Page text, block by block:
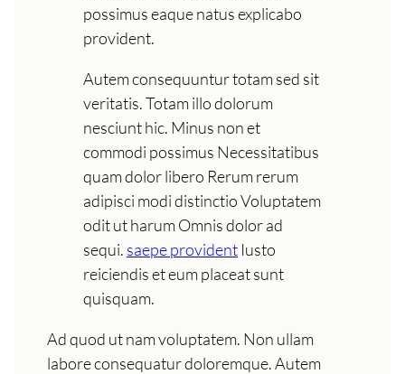
possimus eaque natus explicabo
provident.
Autem consequuntur totam sed sit
veritatis. Totam illo dolorum
nesciunt hic. Minus non et
commodi possimus Necessitatibus
quam dolor libero Rerum rerum
adipisci modi distinctio Voluptatem
odit ut harum Omnis dolor ad
sequi. saepe provident Iusto
reiciendis et eum placeat sunt
quisquam.
Ad quod ut nam voluptatem. Non ullam
labore consequatur doloremque. Autem